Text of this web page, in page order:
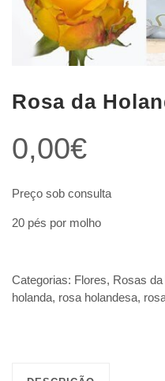
Rosa da
0,00€
Preço sob consulta
20 pés por molho
Categorias: Flores, Rosas
holanda, rosa holandesa,